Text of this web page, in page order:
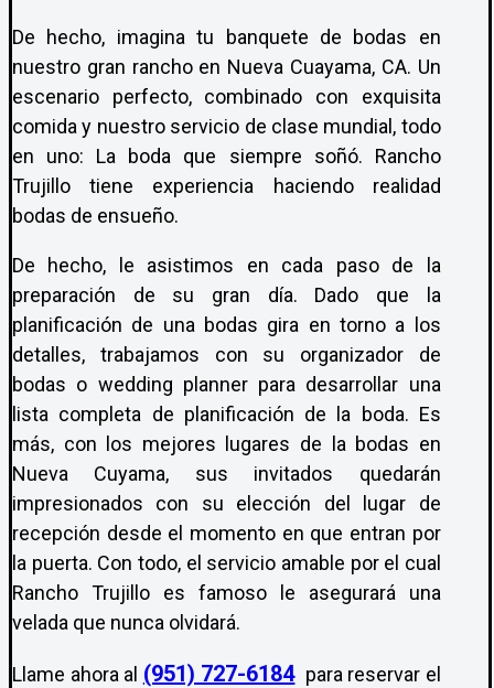
De hecho, imagina tu banquete de bodas en
nuestro gran rancho en Nueva Cuayama, CA. Un
escenario perfecto, combinado con exquisita
comida y nuestro servicio de clase mundial, todo
en uno: La boda que siempre soñó. Rancho
Trujillo tiene experiencia haciendo realidad
bodas de ensueño.
De hecho, le asistimos en cada paso de la
preparación de su gran día. Dado que la
planificación de una bodas gira en torno a los
detalles, trabajamos con su organizador de
bodas o wedding planner para desarrollar una
lista completa de planificación de la boda. Es
más, con los mejores lugares de la bodas en
Nueva Cuyama, sus invitados quedarán
impresionados con su elección del lugar de
recepción desde el momento en que entran por
la puerta. Con todo, el servicio amable por el cual
Rancho Trujillo es famoso le asegurará una
velada que nunca olvidará.
Llame ahora al (951) 727-6184para reservar el